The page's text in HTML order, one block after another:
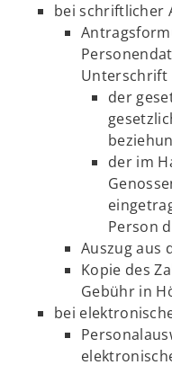
bei schriftlicher
Unterschrift
der
der im
Person
Auszug aus
Kopie des
Gebühr in
bei